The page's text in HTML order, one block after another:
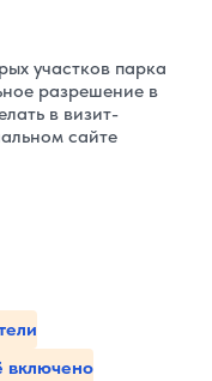
участков парка
разрешение в
в визит-
сайте
включено